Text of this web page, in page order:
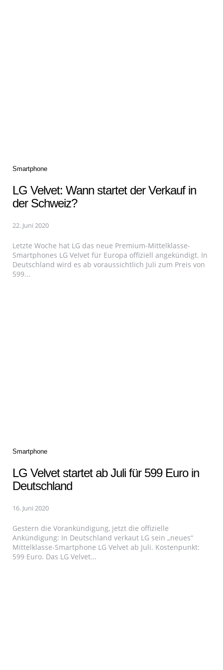
Categories
Smartphone
LG Velvet: Wann startet der Verkauf in
der Schweiz?
22. Juni 2020
Letzte Woche hat LG das neue Premium-Mittelklasse-
Smartphones LG Velvet für Europa offiziell angekündigt. In
Deutschland wird es ab voraussichtlich Juli zum Preis von
599...
Categories
Smartphone
LG Velvet startet ab Juli für 599 Euro in
Deutschland
16. Juni 2020
Gestern die Vorankündigung, jetzt die offizielle
Ankündigung: In Deutschland verkaut LG sein „neues“
Mittelklasse-Smartphone LG Velvet ab Juli. Kostenpunkt:
599 Euro. Das LG Velvet...